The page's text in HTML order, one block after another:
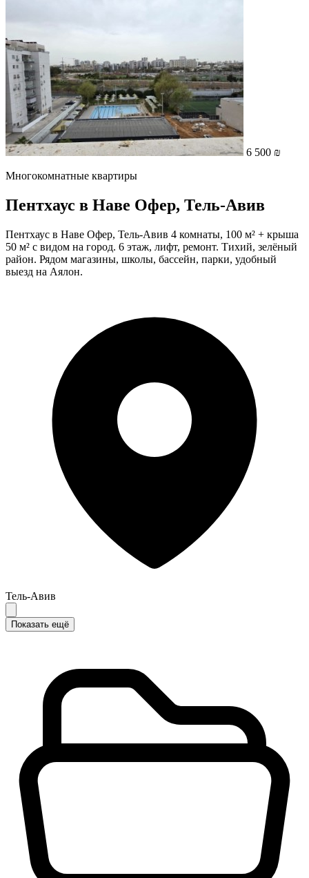
6 500 ₪
Многокомнатные квартиры
Пентхаус в Наве Офер, Тель-Авив
Пентхаус в Наве Офер, Тель-Авив 4 комнаты, 100 м² + крыша
50 м² с видом на город. 6 этаж, лифт, ремонт. Тихий, зелёный
район. Рядом магазины, школы, бассейн, парки, удобный
выезд на Аялон.
Тель-Авив
Показать ещё